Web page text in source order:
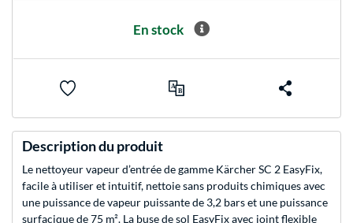
En stock
Description du produit
Le nettoyeur vapeur d’entrée de gamme Kärcher SC 2 EasyFix,
facile à utiliser et intuitif, nettoie sans produits chimiques avec
une puissance de vapeur puissante de 3,2 bars et une puissance
surfacique de 75 m². La buse de sol EasyFix avec joint flexible